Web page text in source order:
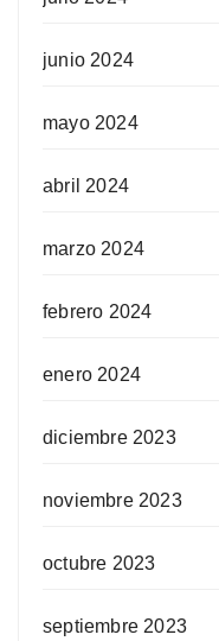
junio 2024
mayo 2024
abril 2024
marzo 2024
febrero 2024
enero 2024
diciembre 2023
noviembre 2023
octubre 2023
septiembre 2023